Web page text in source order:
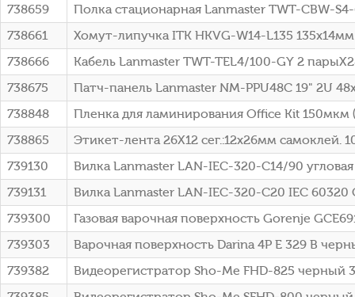
738659
Полка стационарная Lanmaster TWT-CBW-
738661
Хомут-липучка ITK HKVG-W14-L135
738666
Кабель Lanmaster TWT-TEL4/100-GY 2
738675
Патч-панель Lanmaster NM-PPU48C 19" 2U
738848
Пленка для ламинирования Office Kit 150мкм
738865
Этикет-лента 26Х12 сег.:12x26мм самоклей.
739130
Вилка Lanmaster LAN-IEC-320-C14/90 угловая
739131
Вилка Lanmaster LAN-IEC-320-C20 IEC 60320
739300
Газовая варочная поверхность Gorenje
739303
Варочная поверхность Darina 4P E 329 B
739382
Видеорегистратор Sho-Me FHD-825 черный